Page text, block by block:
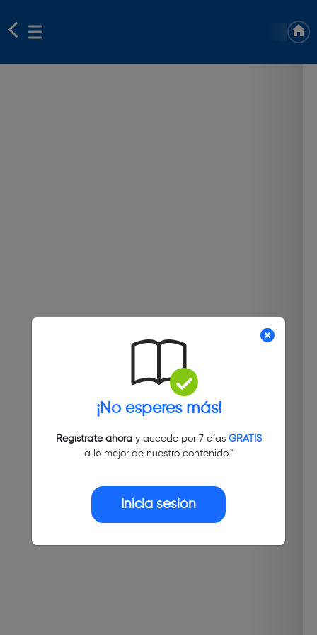
¡No esperes más!
Regístrate ahoray accede por 7 días GRATIS
a lo mejor de nuestro contenido."
Inicia sesión